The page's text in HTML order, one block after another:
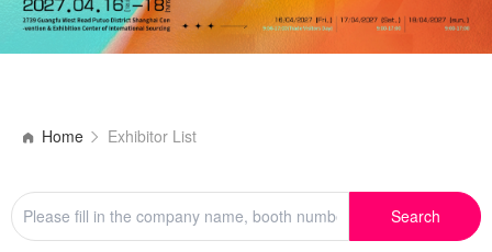
Home Exhibitor List
Search